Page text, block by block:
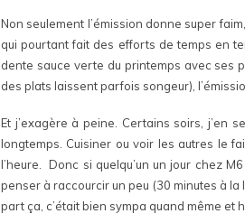
Non seulement l’émission donne super
qui pourtant fait des efforts de temps en
dente sauce verte du printemps avec ses
des plats laissent parfois songeur),
Et j’exagère à peine. Certains soirs, j’en
longtemps. Cuisiner ou voir les autres le
l’heure. Donc si quelqu’un un jour chez
penser à raccourcir un peu (30 minutes à
part ça, c’était bien sympa quand même et